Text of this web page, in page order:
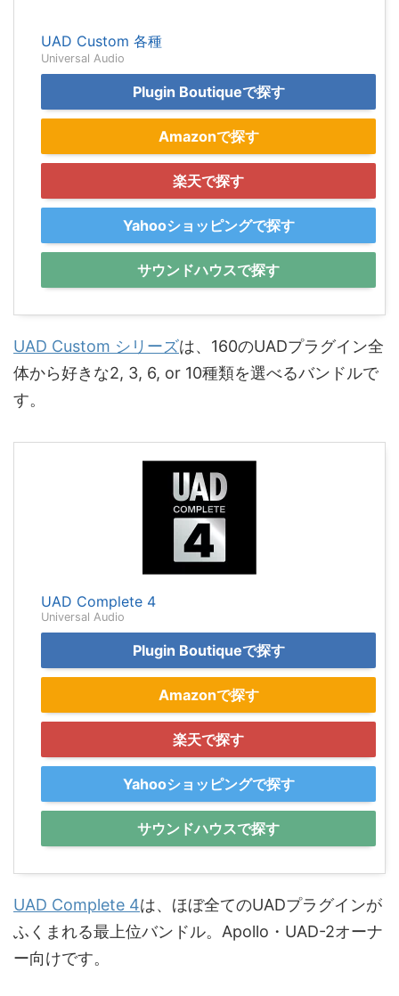
UAD Custom 各種
Universal Audio
Plugin Boutiqueで探す
Amazonで探す
楽天で探す
Yahooショッピングで探す
サウンドハウスで探す
UAD Custom シリーズは、160のUADプラグイン全
体から好きな2, 3, 6, or 10種類を選べるバンドルで
す。
UAD Complete 4
Universal Audio
Plugin Boutiqueで探す
Amazonで探す
楽天で探す
Yahooショッピングで探す
サウンドハウスで探す
UAD Complete 4は、ほぼ全てのUADプラグインが
ふくまれる最上位バンドル。Apollo・UAD-2オーナ
ー向けです。